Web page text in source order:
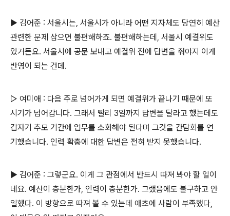
▶ 김어준 : 서울시는, 서울시가 아니라 어떤 지자체도 당연히 예산
관련한 문제 삼으면 불편해하죠. 불편해하는데, 서울시 예결위도
있거든요. 서울시에 공문 보내고 예결위 전에 답변을 줘야지 이게
반영이 되는 건데.
▷ 여미애 : 다음 주로 넘어가게 되면 예결위가 끝나기 때문에 또
시기가 넘어갑니다. 그래서 빨리 3일까지 답변을 달라고 했는데도
갑자기 추모 기간에 업무를 소화해야 된다며 그것을 간담회를 연
기했습니다. 인력 확충에 대한 답변은 전혀 받지 못했습니다.
▶ 김어준 : 그렇군요. 이게 그 관점에서 반드시 따져 봐야 할 일이
네요. 예산이 충분한가, 인력이 충분한가. 그랬음에도 불구하고 안
일했다. 이 방향으로 따져 볼 수 있는데 애초에 사람이 부족했다,